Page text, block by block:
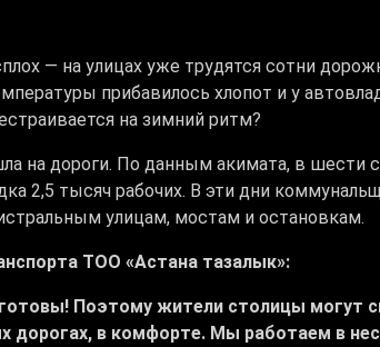
— на улицах уже трудятся сотни
прибавилось хлопот и у
на зимний ритм?
на дороги. По данным акимата, в шести
2,5 тысяч рабочих. В эти дни
улицам, мостам и остановкам.
ТОО «Астана тазалык»:
Поэтому жители столицы могут
дорогах, в комфорте. Мы работаем в